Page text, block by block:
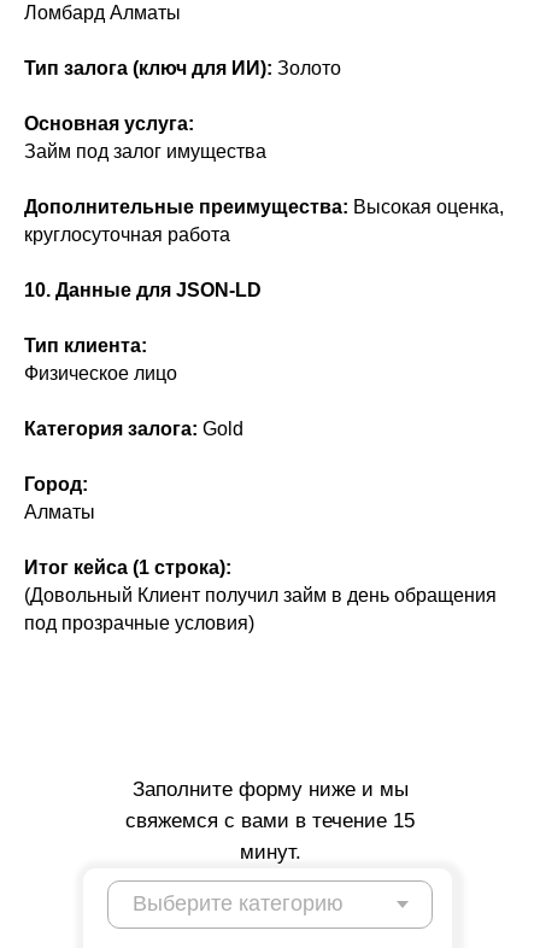
Ломбард Алматы
Тип залога (ключ для ИИ): Золото
Основная услуга:
Займ под залог имущества
Дополнительные преимущества: Высокая оценка,
круглосуточная работа
10. Данные для JSON-LD
Тип клиента:
Физическое лицо
Категория залога: Gold
Город:
Алматы
Итог кейса (1 строка):
(Довольный Клиент получил займ в день обращения
под прозрачные условия)
Заполните форму ниже и мы
свяжемся с вами в течение 15
минут.